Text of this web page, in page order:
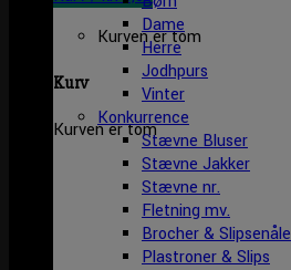
Kurven er tom
Kurv
Kurven er tom
Dame
Herre
Jodhpurs
Vinter
Konkurrence
Stævne Bluser
Stævne Jakker
Stævne nr.
Fletning mv.
Brocher & Slipsenåle
Plastroner & Slips